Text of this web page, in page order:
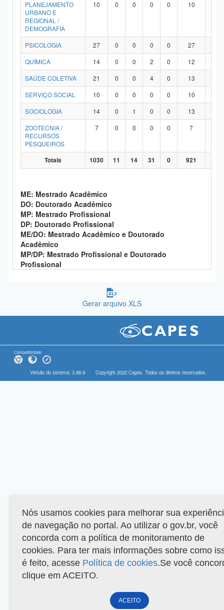
PLANEJAMENTO
URBANO E
REGIONAL /
DEMOGRAFIA
10 0 0 0 0 10
PSICOLOGIA 27 0 0 0 0 27
QUÍMICA
14 0 0 2 0 12
SAÚDE COLETIVA
21 0 0 4 0 13
SERVIÇO SOCIAL
10 0 0 0 0 10
SOCIOLOGIA
14 0 1 0 0 13
ZOOTECNIA /
RECURSOS
PESQUEIROS
7 0 0 0 0 7
Totais 1030 11 14 31 0 921
ME: Mestrado Acadêmico
DO: Doutorado Acadêmico
MP: Mestrado Profissional
DP: Doutorado Profissional
ME/DO: Mestrado Acadêmico e Doutorado
Acadêmico
MP/DP: Mestrado Profissional e Doutorado
Profissional
Gerar arquivo XLS
Compatibilidade
Versão do sistema: 3.88.9 Copyright 2022 Capes. Todos os direitos reservados.
Nós usamos cookies para melhorar sua
de navegação no portal. Ao utilizar o gov.br, você
concorda com a política de monitoramento de
cookies. Para ter mais informações sobre como
é feito, acesse Política de cookies.Se você
clique em ACEITO.
ACEITO